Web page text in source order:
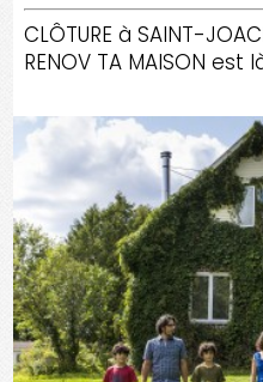
CLÔTURE à SAINT-
RENOV TA MAISON est